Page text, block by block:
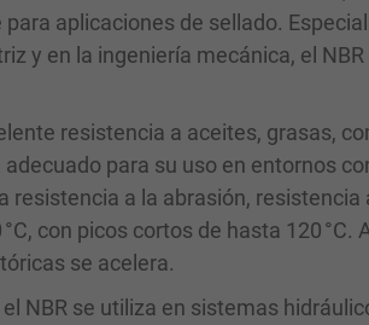
aplicaciones de sellado.
y en la ingeniería mecánica, el
resistencia a aceites, grasas,
para su uso en entornos
resistencia a la abrasión,
con picos cortos de hasta 120
se acelera.
NBR se utiliza en sistemas